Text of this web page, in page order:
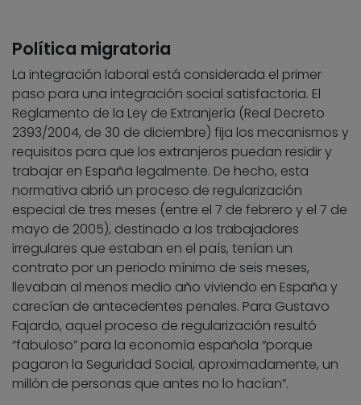
Política migratoria
La integración laboral está considerada el primer
paso para una integración social satisfactoria. El
Reglamento de la Ley de Extranjería (Real Decreto
2393/2004, de 30 de diciembre) fija los mecanismos y
requisitos para que los extranjeros puedan residir y
trabajar en España legalmente. De hecho, esta
normativa abrió un proceso de regularización
especial de tres meses (entre el 7 de febrero y el 7 de
mayo de 2005), destinado a los trabajadores
irregulares que estaban en el país, tenían un
contrato por un periodo mínimo de seis meses,
llevaban al menos medio año viviendo en España y
carecían de antecedentes penales. Para Gustavo
Fajardo, aquel proceso de regularización resultó
“fabuloso” para la economía española “porque
pagaron la Seguridad Social, aproximadamente, un
millón de personas que antes no lo hacían”.